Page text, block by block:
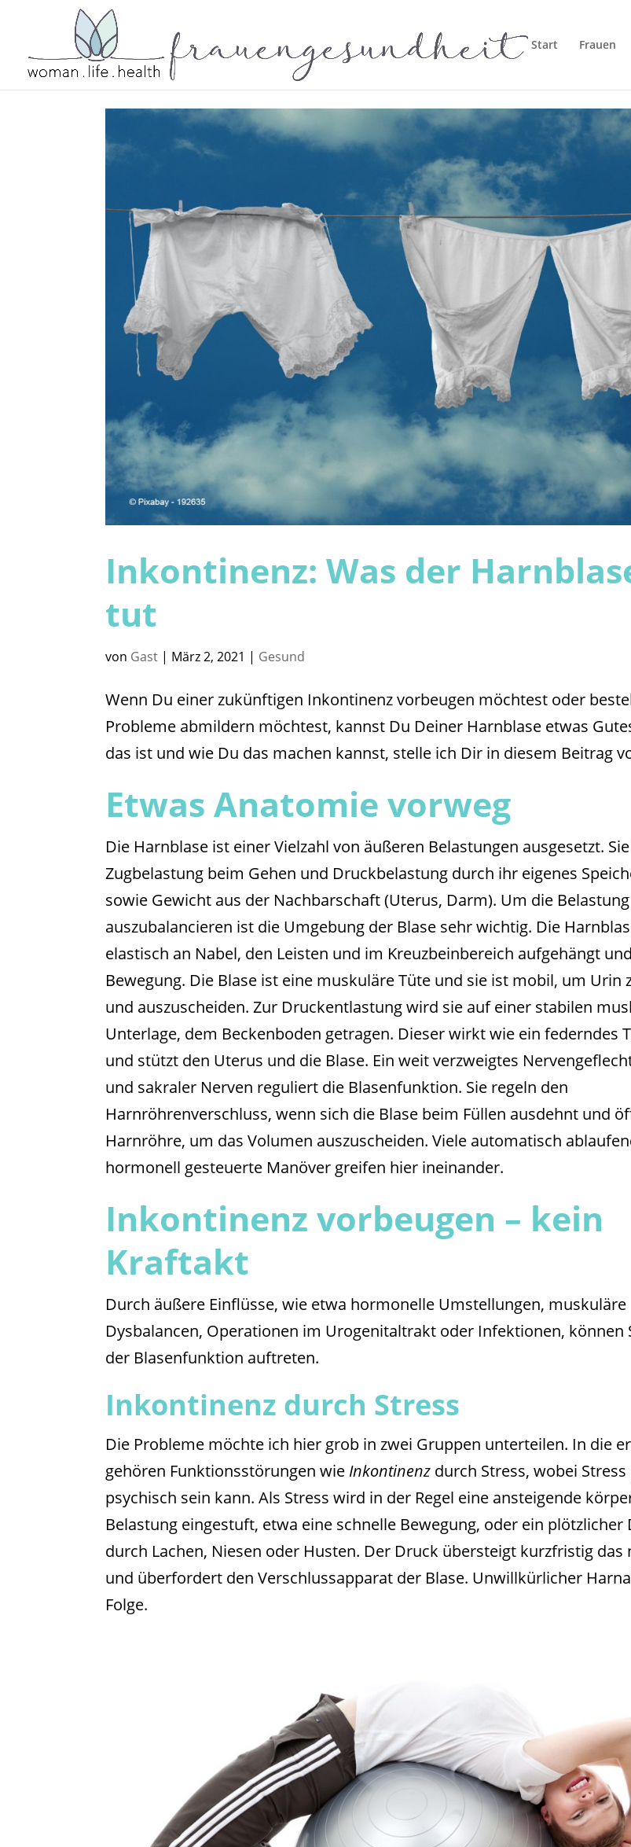
Start Frauen
Inkontinenz: Was der
tut
von Gast | März 2, 2021 | Gesund
Wenn Du einer zukünftigen Inkontinenz vorbeugen möchtest oder
Probleme abmildern möchtest, kannst Du Deiner Harnblase etwas
das ist und wie Du das machen kannst, stelle ich Dir in diesem Beitrag
Etwas Anatomie vorweg
Die Harnblase ist einer Vielzahl von äußeren Belastungen ausgesetzt.
Zugbelastung beim Gehen und Druckbelastung durch ihr eigenes
sowie Gewicht aus der Nachbarschaft (Uterus, Darm). Um die Belastung
auszubalancieren ist die Umgebung der Blase sehr wichtig. Die
elastisch an Nabel, den Leisten und im Kreuzbeinbereich aufgehängt
Bewegung. Die Blase ist eine muskuläre Tüte und sie ist mobil, um Urin
und auszuscheiden. Zur Druckentlastung wird sie auf einer stabilen
Unterlage, dem Beckenboden getragen. Dieser wirkt wie ein federndes
und stützt den Uterus und die Blase. Ein weit verzweigtes
und sakraler Nerven reguliert die Blasenfunktion. Sie regeln den
Harnröhrenverschluss, wenn sich die Blase beim Füllen ausdehnt und
Harnröhre, um das Volumen auszuscheiden. Viele automatisch
hormonell gesteuerte Manöver greifen hier ineinander.
Inkontinenz vorbeugen – kein
Kraftakt
Durch äußere Einflüsse, wie etwa hormonelle Umstellungen, muskuläre
Dysbalancen, Operationen im Urogenitaltrakt oder Infektionen, können
der Blasenfunktion auftreten.
Inkontinenz durch Stress
Die Probleme möchte ich hier grob in zwei Gruppen unterteilen. In die
gehören Funktionsstörungen wie Inkontinenz durch Stress, wobei
psychisch sein kann. Als Stress wird in der Regel eine ansteigende
Belastung eingestuft, etwa eine schnelle Bewegung, oder ein plötzlicher
durch Lachen, Niesen oder Husten. Der Druck übersteigt kurzfristig das
und überfordert den Verschlussapparat der Blase. Unwillkürlicher
Folge.